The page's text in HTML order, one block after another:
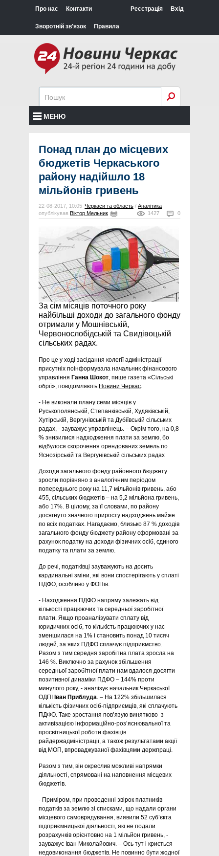
Про нас Контакти
Зворотній зв'язок Правила
Реєстрація Вхід
МЕНЮ
Понад план до місцевих
бюджетів Черкаського
району надійшло 18
мільйонів гривень
22-08-2017, 10:05 Черкаси та область / Аналітика
опублікував Віктор Мельник 0
1427
За сім місяців поточного року
найбільші доходи до загального фонду
отримали у Мошнівській,
Червонослобідській та Свидівоцькій
сільських радах.
Про це у ході засідання колегії адміністрації
присутніх поінформувала начальник фінансового
управління Ганна Шокот, пише газета «Сільські
обрії», повідомляють Новини Черкас.
- Не виконали плану семи місяців у
Руськополянській, Степанківській, Худяківській,
Хутірській, Вергунівській та Дубіївській сільських
радах, - зауважує управлінець. – Окрім того, на 0,8
% знизилися надходження плати за землю, бо
відбулося скорочення орендованих земель по
Яснозірській та Вергунівській сільських радах
Доходи загального фонду районного бюджету
зросли порівняно з аналогічним періодом
попереднього року на 11,7 мільйонів гривень, або
455, сільських бюджетів – на 5,2 мільйона гривень,
або 17%. В цілому, за її словами, по району
досягнуто значного приросту надходжень майже
по всіх податках. Нагадаємо, близько 87 % доходів
загального фонду бюджету району сформовані за
рахунок податку на доходи фізичних осіб, єдиного
податку та плати за землю.
До речі, податківці зауважують на досить
кардинальні зміни, які вони спостерігають у сплаті
ПДФО, особливо у ФОПів.
- Находження ПДФО напряму залежать від
кількості працюючих та середньої заробітної
плати. Якщо проаналізувати сплату від
юридичних осіб, то кількість працюючих у нас
зменшилася на 1% і становить понад 10 тисяч
людей, за яких ПДФО сплачує підприємство.
Разом з тим середня заробітна плата зросла на
146 %. Виключно за рахунок збільшення
середньої заробітної плати нам вдалося досягти
позитивної динаміки ПДФО – 144% проти
минулого року, - аналізує начальник Черкаської
ОДПІ
Іван Приблуда. – На 122% збільшилася
кількість фізичних осіб-підприємців, які сплачують
ПДФО. Таке зростання пов’язую винятково з
активізацією інформаційно-роз’яснювальної та
просвітницької роботи фахівців
райдержадміністрації, а також результатами акції
від МОП, впроваджуваної фахівцями держпраці.
Разом з тим, він окреслив можливі напрямки
діяльності, спрямовані на наповнення місцевих
бюджетів.
- Приміром, при проведенні звірок платників
податків за землю зі списками, що надали органи
місцевого самоврядування, виявили 52 суб’єкта
підприємницької діяльності, які не подали
розрахунків орієнтовно на 1 мільйон гривень, -
зауважує Іван Миколайович. – Ось тут і криється
недовиконання бюджетів. Не повинно бути жодної